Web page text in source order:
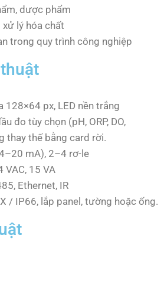
dược phẩm
lý hóa chất
trong quy trình công nghiệp
128×64 px, LED nền trắng
đo tùy chọn (pH, ORP, DO,
thay thế bằng card rời.
mA), 2–4 rơ-le
15 VA
Ethernet, IR
/ IP66, lắp panel, tường hoặc ống.